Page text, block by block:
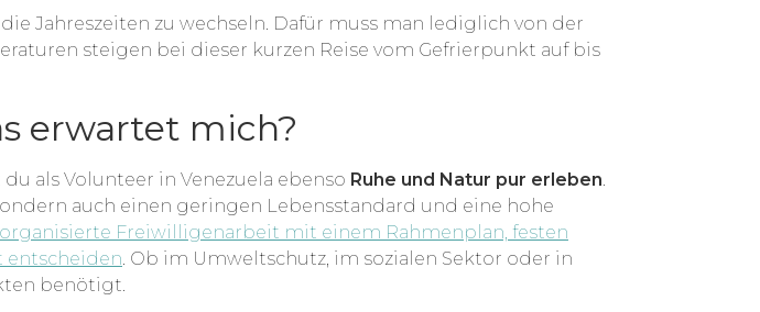
Jahreszeiten zu wechseln. Dafür muss man lediglich von der
steigen bei dieser kurzen Reise vom Gefrierpunkt auf bis
erwartet mich?
als Volunteer in Venezuela ebenso Ruhe und Natur pur erleben.
auch einen geringen Lebensstandard und eine hohe
organisierte Freiwilligenarbeit mit einem Rahmenplan, festen
entscheiden. Ob im Umweltschutz, im sozialen Sektor oder in
benötigt.